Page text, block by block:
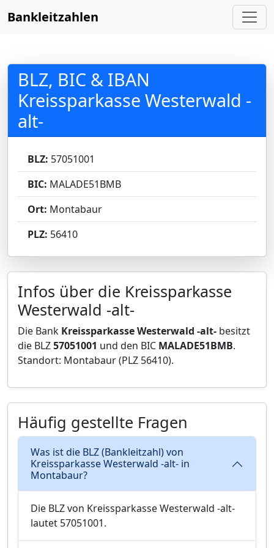
Bankleitzahlen
BLZ, BIC & IBAN
Kreissparkasse Westerwald -
alt-
BLZ: 57051001
BIC: MALADE51BMB
Ort: Montabaur
PLZ: 56410
Infos über die Kreissparkasse
Westerwald -alt-
Die Bank Kreissparkasse Westerwald -alt- besitzt
die BLZ57051001 und den BIC MALADE51BMB.
Standort: Montabaur (PLZ 56410).
Häufig gestellte Fragen
Was ist die BLZ (Bankleitzahl) von
Kreissparkasse Westerwald -alt- in
Montabaur?
Die BLZ von Kreissparkasse Westerwald -alt-
lautet 57051001.